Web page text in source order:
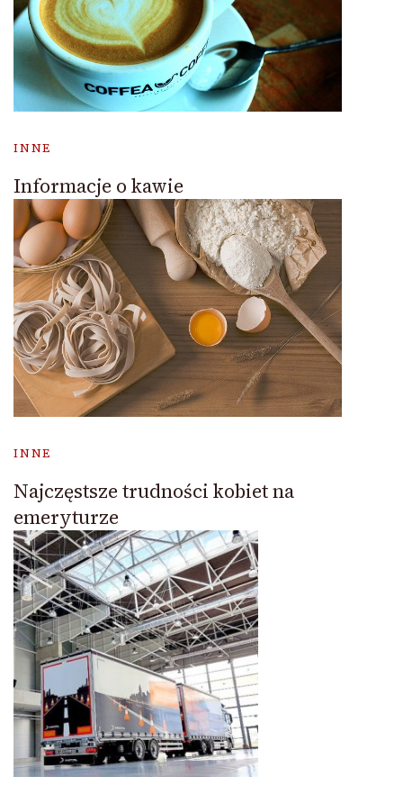
INNE
Informacje o kawie
INNE
Najczęstsze trudności kobiet na
emeryturze